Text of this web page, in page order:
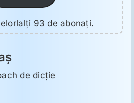
93 de abonați.
de dicție